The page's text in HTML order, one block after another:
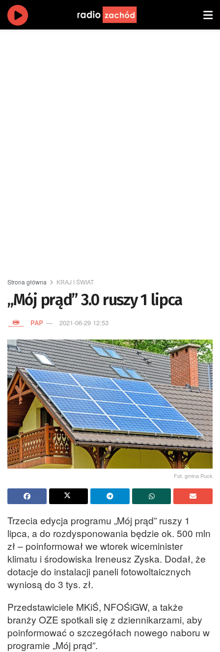
Strona główna KRAJ I ŚWIAT
„Mój prąd” 3.0 ruszy 1 lipca
PAP 2021-06-29 12:53
Fot. gmina Puck
Trzecia edycja programu „Mój prąd” ruszy 1
lipca, a do rozdysponowania będzie ok. 500 mln
zł – poinformował we wtorek wiceminister
klimatu i środowiska Ireneusz Zyska. Dodał, że
dotacje do instalacji paneli fotowoltaicznych
wyniosą do 3 tys. zł.
Przedstawiciele MKiŚ, NFOŚiGW, a także
branży OZE spotkali się z dziennikarzami, aby
poinformować o szczegółach nowego naboru w
programie „Mój prąd”.